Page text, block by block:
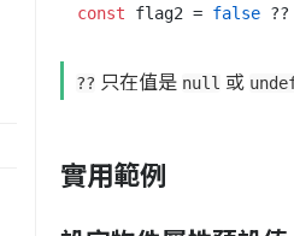
const flag2 = false ??
?? 只在值是 null 或
實用範例